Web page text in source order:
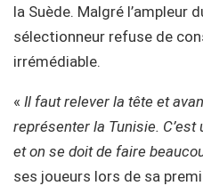
la Suède. Malgré l’ampleur
sélectionneur refuse de
irrémédiable.
« Il faut relever la tête et
représenter la Tunisie. C’est
et on se doit de faire
ses joueurs lors de sa